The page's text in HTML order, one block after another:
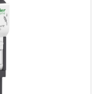
didaur ulang,
berbahaya